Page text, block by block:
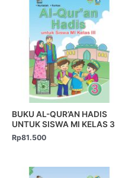
BUKU AL-QUR’AN HADIS
UNTUK SISWA MI KELAS 3
Rp81.500